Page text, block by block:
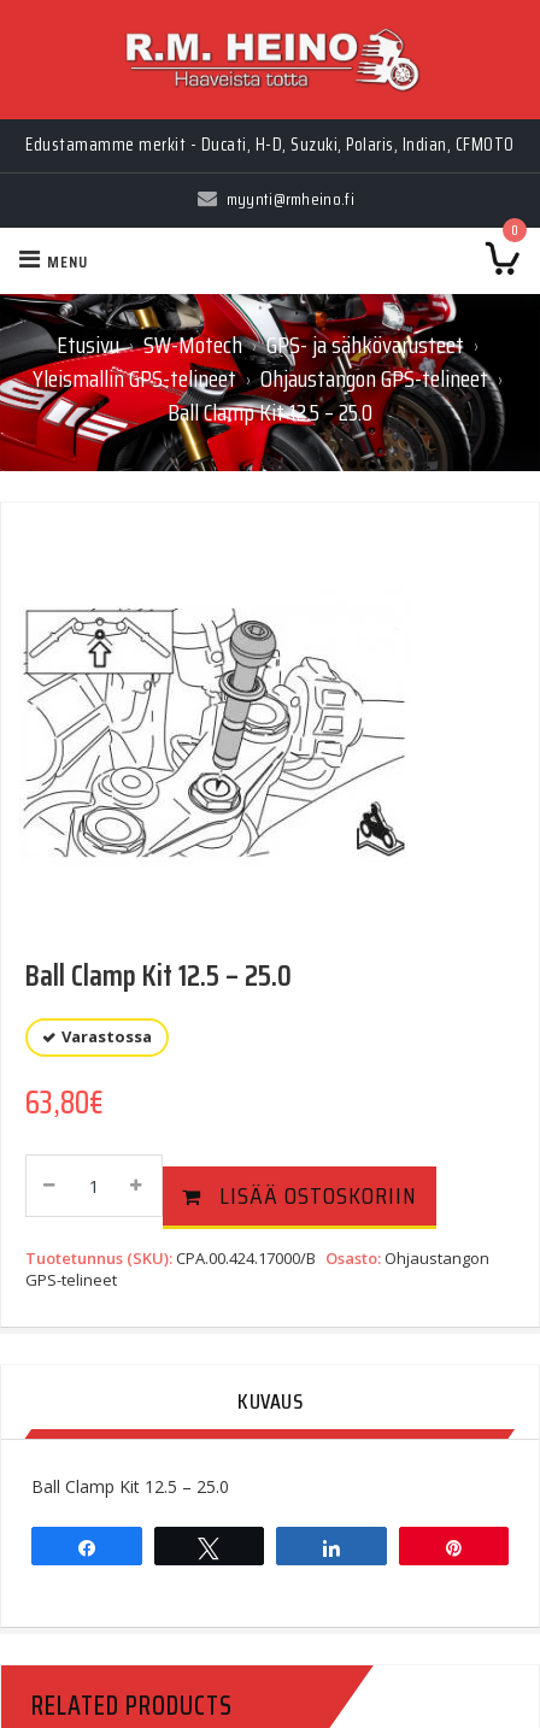
Edustamamme merkit - Ducati, H-D, Suzuki, Polaris, Indian, CFMOTO
myynti@rmheino.fi
0
MENU
Etusivu › SW-Motech › GPS- ja sähkövarusteet ›
Yleismallin GPS-telineet › Ohjaustangon GPS-telineet ›
Ball Clamp Kit 12.5 – 25.0
Ball Clamp Kit 12.5 – 25.0
Varastossa
63,80€
12.5
-
Quantity
LISÄÄ OSTOSKORIIN
Tuotetunnus (SKU):CPA.00.424.17000/B Osasto:Ohjaustangon
GPS-telineet
KUVAUS
Ball Clamp Kit 12.5 – 25.0
RELATED PRODUCTS